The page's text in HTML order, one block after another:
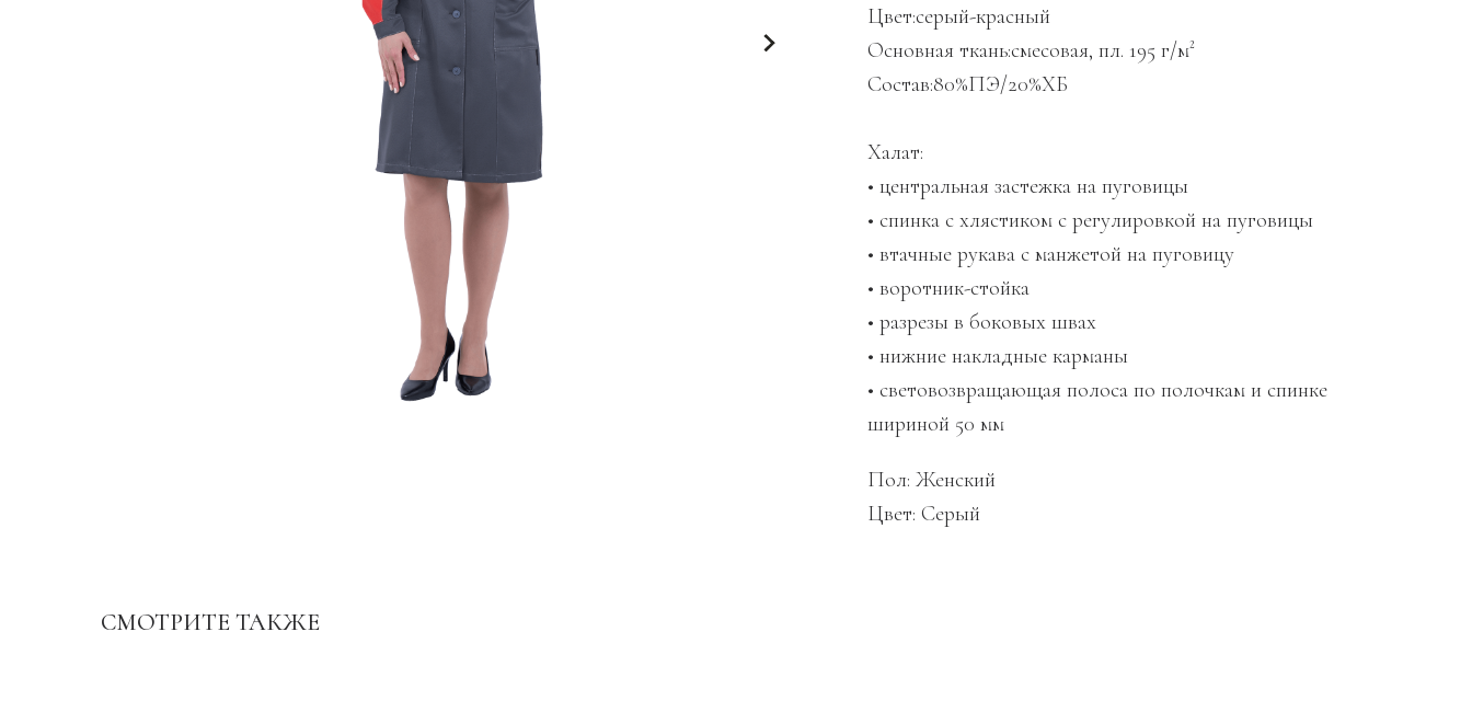
Цвет:серый-красный
Основная ткань:смесовая, пл. 195 г/м²
Состав:80%ПЭ/20%ХБ
Халат:
• центральная застежка на пуговицы
• спинка с хлястиком с регулировкой на пуговицы
• втачные рукава с манжетой на пуговицу
• воротник-стойка
• разрезы в боковых швах
• нижние накладные карманы
• световозвращающая полоса по полочкам и спинке
шириной 50 мм
Пол: Женский
Цвет: Серый
СМОТРИТЕ ТАКЖЕ